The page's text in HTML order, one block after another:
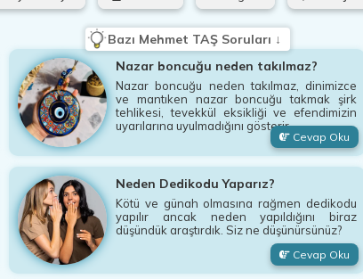
Bazı Mehmet TAŞ Soruları ↓
Nazar boncuğu neden takılmaz?
Nazar boncuğu neden takılmaz, dinimizce
ve mantıken nazar boncuğu takmak şirk
tehlikesi, tevekkül eksikliği ve efendimizin
uyarılarına uyulmadığını gösterir.
Cevap Oku
Neden Dedikodu Yaparız?
Kötü ve günah olmasına rağmen dedikodu
yapılır ancak neden yapıldığını biraz
düşündük araştırdık. Siz ne düşünürsünüz?
Cevap Oku